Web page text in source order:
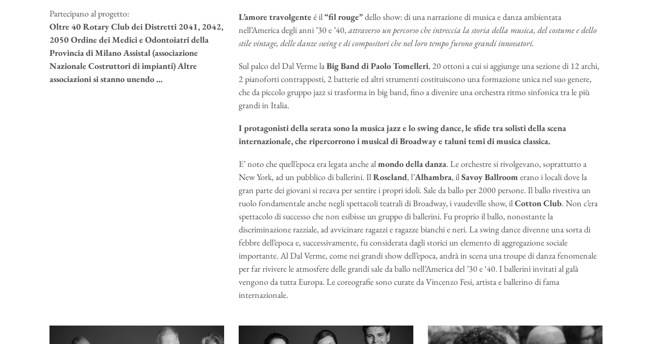
Partecipano al progetto:
Oltre 40 Rotary Club dei Distretti 2041, 2042,
2050 Ordine dei Medici e Odontoiatri della
Provincia di Milano Assistal (associazione
Nazionale Costruttori di impianti) Altre
associazioni si stanno unendo …
L’amore travolgente é il“fil rouge”dello show: di una narrazione di musica e danza ambientata
nell’America degli anni ’30 e ’40,attraverso un percorso che intreccia la storia della musica, del costume e dello
stile vintage, delle danze swing e di compositori che nel loro tempo furono grandi innovatori.
Sul palco del Dal Verme laBig Band di Paolo Tomelleri, 20 ottoni a cui si aggiunge una sezione di 12 archi,
2 pianoforti contrapposti, 2 batterie ed altri strumenti costituiscono una formazione unica nel suo genere,
che da piccolo gruppo jazz si trasforma in big band, fino a divenire una orchestra ritmo sinfonica tra le più
grandi in Italia.
I protagonisti della serata sono la musica jazz e lo swing dance, le sfide tra solisti della scena
internazionale, che ripercorrono i musical di Broadway e taluni temi di musica classica.
E’ noto che quell’epoca era legata anche almondo della danza. Le orchestre si rivolgevano, soprattutto a
New York, ad un pubblico di ballerini. IlRoseland, l’Alhambra, ilSavoy Ballroom erano i locali dove la
gran parte dei giovani si recava per sentire i propri idoli. Sale da ballo per 2000 persone. Il ballo rivestiva un
ruolo fondamentale anche negli spettacoli teatrali di Broadway, i vaudeville show, ilCotton Club. Non c’era
spettacolo di successo che non esibisse un gruppo di ballerini. Fu proprio il ballo, nonostante la
discriminazione razziale, ad avvicinare ragazzi e ragazze bianchi e neri. La swing dance divenne una sorta di
febbre dell’epoca e, successivamente, fu considerata dagli storici un elemento di aggregazione sociale
importante. Al Dal Verme, come nei grandi show dell’epoca, andrà in scena una troupe di danza fenomenale
per far rivivere le atmosfere delle grandi sale da ballo nell’America del ’30 e ‘40. I ballerini invitati al galà
vengono da tutta Europa. Le coreografie sono curate da Vincenzo Fesi, artista e ballerino di fama
internazionale.